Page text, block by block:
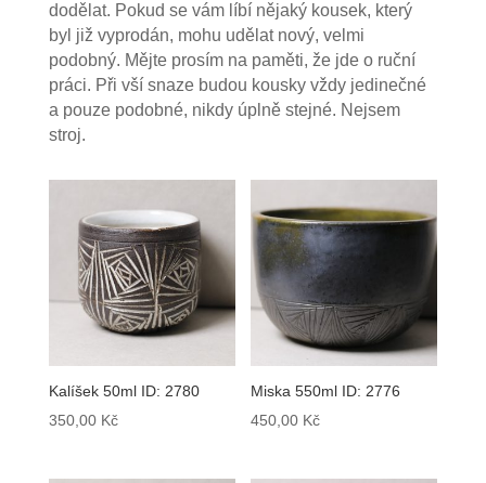
dodělat. Pokud se vám líbí nějaký kousek, který
byl již vyprodán, mohu udělat nový, velmi
podobný. Mějte prosím na paměti, že jde o ruční
práci. Při vší snaze budou kousky vždy jedinečné
a pouze podobné, nikdy úplně stejné. Nejsem
stroj.
Kalíšek 50ml ID: 2780
350,00 Kč
Miska 550ml ID: 2776
450,00 Kč